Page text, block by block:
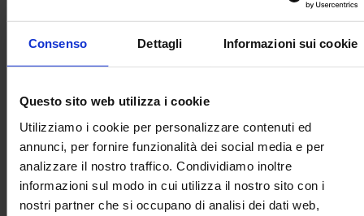
Consenso Dettagli Informazioni sui cookie
Questo sito web utilizza i cookie
Utilizziamo i cookie per personalizzare contenuti ed
annunci, per fornire funzionalità dei social media e per
analizzare il nostro traffico. Condividiamo inoltre
informazioni sul modo in cui utilizza il nostro sito con i
nostri partner che si occupano di analisi dei dati web,
meccanismi di gamificazione. Un modo semplice e
immediato per sviluppare spirito critico e maggiore
consapevolezza nelle scelte alimentari.
Altri partecipanti:Sibilla Berni Canani, Lorenzo
Maria Iozia, Fabrizia Maccati, Martina
Monticone, Andres Penalosa
Luogo e data:
27.05.2026 , Stadio Olimpico,Viale dei
Gladiatori, 2, 00135 Roma RM , ore 15:30;